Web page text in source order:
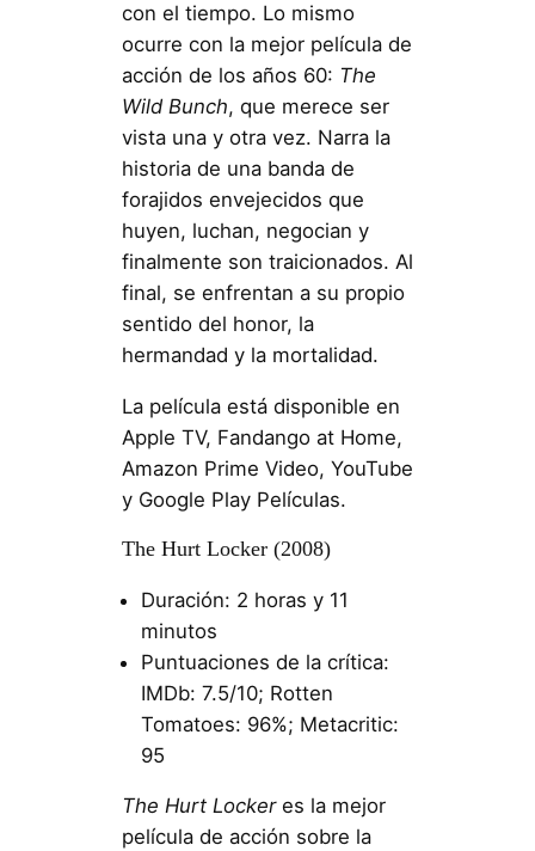
con el tiempo. Lo mismo
ocurre con la mejor película de
acción de los años 60: The
Wild Bunch, que merece ser
vista una y otra vez. Narra la
historia de una banda de
forajidos envejecidos que
huyen, luchan, negocian y
finalmente son traicionados. Al
final, se enfrentan a su propio
sentido del honor, la
hermandad y la mortalidad.
La película está disponible en
Apple TV, Fandango at Home,
Amazon Prime Video, YouTube
y Google Play Películas.
The Hurt Locker (2008)
Duración: 2 horas y 11
minutos
Puntuaciones de la crítica:
IMDb: 7.5/10; Rotten
Tomatoes: 96%; Metacritic:
95
The Hurt Lockeres la mejor
película de acción sobre la